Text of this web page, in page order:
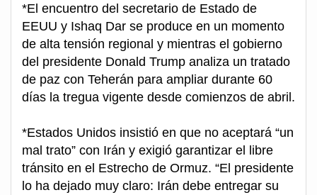
*El encuentro del secretario de Estado de
EEUU y Ishaq Dar se produce en un momento
de alta tensión regional y mientras el gobierno
del presidente Donald Trump analiza un tratado
de paz con Teherán para ampliar durante 60
días la tregua vigente desde comienzos de abril.
*Estados Unidos insistió en que no aceptará “un
mal trato” con Irán y exigió garantizar el libre
tránsito en el Estrecho de Ormuz. “El presidente
lo ha dejado muy claro: Irán debe entregar su